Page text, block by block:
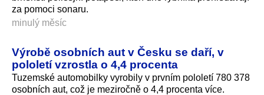
za pomoci sonaru.
minulý měsíc
Výrobě osobních aut v Česku se daří, v
pololetí vzrostla o 4,4 procenta
Tuzemské automobilky vyrobily v prvním pololetí 780 378
osobních aut, což je meziročně o 4,4 procenta více.